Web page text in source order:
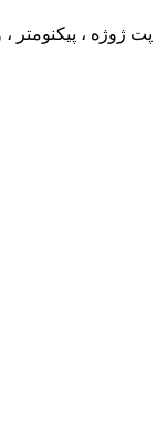
ژوژه ، پیکنومتر ،